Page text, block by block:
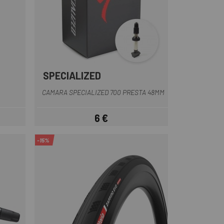
SPECIALIZED
CAMARA SPECIALIZED 700 PRESTA 48MM
Preu
6 €
-15%